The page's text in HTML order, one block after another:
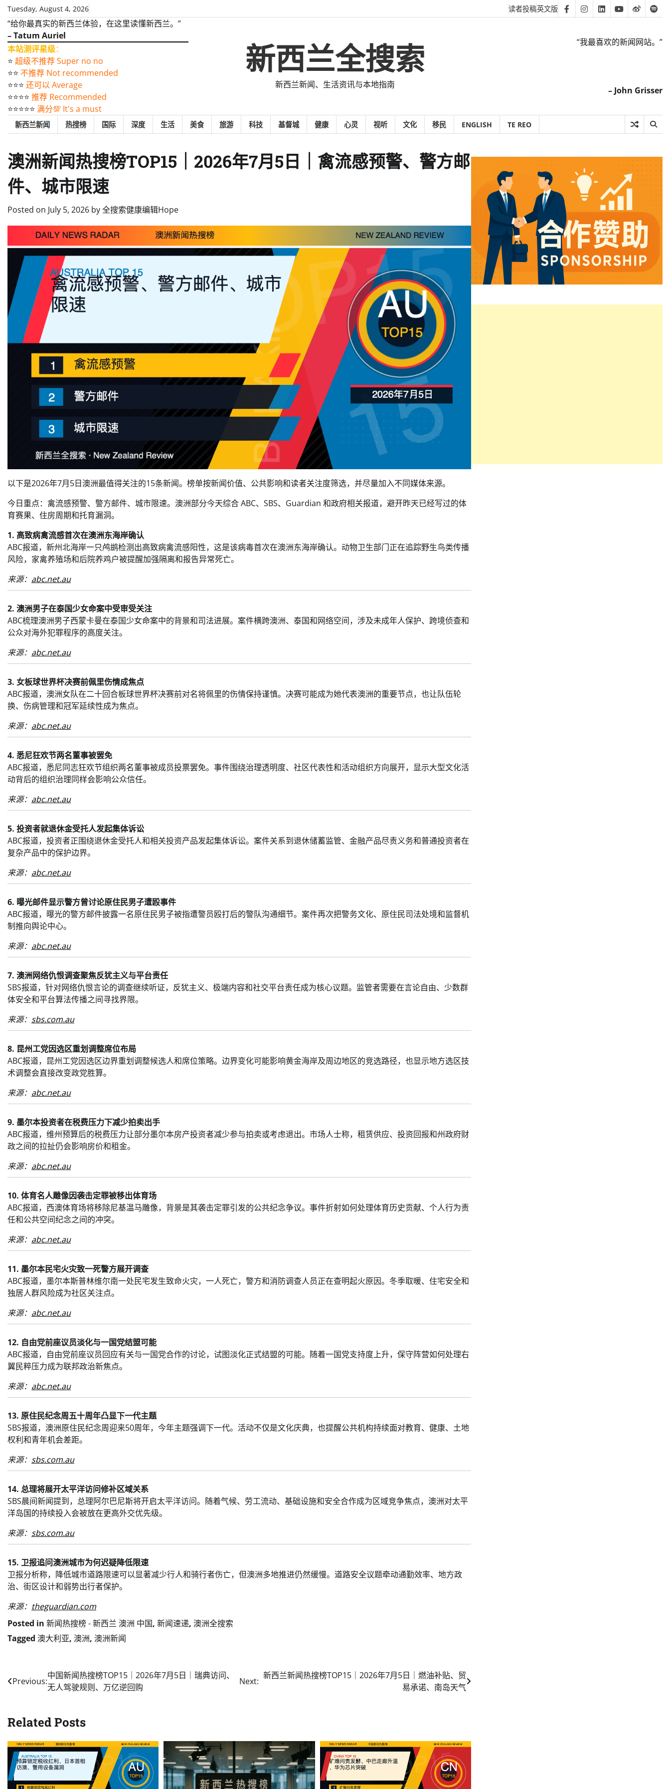
Skip
content
Tuesday, August 4, 2026 读者投稿英文版 FacebookInstagram
LinkedinYoutube
Weibo
“给你最真实的新西兰体验，在这里读懂新西兰。”
– Tatum Auriel
本站测评星级：
⭐️ 超级不推荐 Super no no
⭐️⭐️ 不推荐 Not recommended
⭐️⭐️⭐️ 还可以 Average
⭐️⭐️⭐️⭐️ 推荐 Recommended
⭐️⭐️⭐️⭐️⭐️ 满分💯 It's a must
新西兰全搜索
新西兰新闻、生活资讯与本地指南
“我最喜欢的新闻网站。”
– John Grisser
新西兰新闻 热搜榜 国际 深度 生活 美食 旅游 科技 基督城 健康 心灵 视听 文化 移民 ENGLISH TE REO
澳洲新闻热搜榜TOP15｜2026年7月5日｜禽流感预警、警方邮
件、城市限速
Posted on July 5, 2026 by全搜索健康编辑Hope
以下是2026年7月5日澳洲最值得关注的15条新闻。榜单按新闻价值、公共影响和读者关注度筛选，并尽量加入不同媒体来源。
今日重点：禽流感预警、警方邮件、城市限速。澳洲部分今天综合 ABC、SBS、Guardian 和政府相关报道，避开昨天已经写过的体
育赛果、住房周期和托育漏洞。
1. 高致病禽流感首次在澳洲东海岸确认
ABC报道，新州北海岸一只鸬鹚检测出高致病禽流感阳性，这是该病毒首次在澳洲东海岸确认。动物卫生部门正在追踪野生鸟类传播
风险，家禽养殖场和后院养鸡户被提醒加强隔离和报告异常死亡。
来源： abc.net.au
2. 澳洲男子在泰国少女命案中受审受关注
ABC梳理澳洲男子西蒙卡曼在泰国少女命案中的背景和司法进展。案件横跨澳洲、泰国和网络空间，涉及未成年人保护、跨境侦查和
公众对海外犯罪程序的高度关注。
来源： abc.net.au
3. 女板球世界杯决赛前佩里伤情成焦点
ABC报道，澳洲女队在二十回合板球世界杯决赛前对名将佩里的伤情保持谨慎。决赛可能成为她代表澳洲的重要节点，也让队伍轮
换、伤病管理和冠军延续性成为焦点。
来源： abc.net.au
4. 悉尼狂欢节两名董事被罢免
ABC报道，悉尼同志狂欢节组织两名董事被成员投票罢免。事件围绕治理透明度、社区代表性和活动组织方向展开，显示大型文化活
动背后的组织治理同样会影响公众信任。
来源： abc.net.au
5. 投资者就退休金受托人发起集体诉讼
ABC报道，投资者正围绕退休金受托人和相关投资产品发起集体诉讼。案件关系到退休储蓄监管、金融产品尽责义务和普通投资者在
复杂产品中的保护边界。
来源： abc.net.au
6. 曝光邮件显示警方曾讨论原住民男子遭殴事件
ABC报道，曝光的警方邮件披露一名原住民男子被指遭警员殴打后的警队沟通细节。案件再次把警务文化、原住民司法处境和监督机
制推向舆论中心。
来源： abc.net.au
7. 澳洲网络仇恨调查聚焦反犹主义与平台责任
SBS报道，针对网络仇恨言论的调查继续听证，反犹主义、极端内容和社交平台责任成为核心议题。监管者需要在言论自由、少数群
体安全和平台算法传播之间寻找界限。
来源： sbs.com.au
8. 昆州工党因选区重划调整席位布局
ABC报道，昆州工党因选区边界重划调整候选人和席位策略。边界变化可能影响黄金海岸及周边地区的竞选路径，也显示地方选区技
术调整会直接改变政党胜算。
来源： abc.net.au
9. 墨尔本投资者在税费压力下减少拍卖出手
ABC报道，维州预算后的税费压力让部分墨尔本房产投资者减少参与拍卖或考虑退出。市场人士称，租赁供应、投资回报和州政府财
政之间的拉扯仍会影响房价和租金。
来源： abc.net.au
10. 体育名人雕像因袭击定罪被移出体育场
ABC报道，西澳体育场将移除尼基温马雕像，背景是其袭击定罪引发的公共纪念争议。事件折射如何处理体育历史贡献、个人行为责
任和公共空间纪念之间的冲突。
来源： abc.net.au
11. 墨尔本民宅火灾致一死警方展开调查
ABC报道，墨尔本斯普林维尔南一处民宅发生致命火灾，一人死亡，警方和消防调查人员正在查明起火原因。冬季取暖、住宅安全和
独居人群风险成为社区关注点。
来源： abc.net.au
12. 自由党前座议员淡化与一国党结盟可能
ABC报道，自由党前座议员回应有关与一国党合作的讨论，试图淡化正式结盟的可能。随着一国党支持度上升，保守阵营如何处理右
翼民粹压力成为联邦政治新焦点。
来源： abc.net.au
13. 原住民纪念周五十周年凸显下一代主题
SBS报道，澳洲原住民纪念周迎来50周年，今年主题强调下一代。活动不仅是文化庆典，也提醒公共机构持续面对教育、健康、土地
权利和青年机会差距。
来源： sbs.com.au
14. 总理将展开太平洋访问修补区域关系
SBS晨间新闻提到，总理阿尔巴尼斯将开启太平洋访问。随着气候、劳工流动、基础设施和安全合作成为区域竞争焦点，澳洲对太平
洋岛国的持续投入会被放在更高外交优先级。
来源： sbs.com.au
15. 卫报追问澳洲城市为何迟疑降低限速
卫报分析称，降低城市道路限速可以显著减少行人和骑行者伤亡，但澳洲多地推进仍然缓慢。道路安全议题牵动通勤效率、地方政
治、街区设计和弱势出行者保护。
来源： theguardian.com
Posted in 新闻热搜榜 - 新西兰 澳洲 中国, 新闻速递, 澳洲全搜索
Tagged 澳大利亚, 澳洲, 澳洲新闻
Post
navigation
Previous:
中国新闻热搜榜TOP15｜2026年7月5日｜瑞典访问、
无人驾驶规则、万亿逆回购
Next:
新西兰新闻热搜榜TOP15｜2026年7月5日｜燃油补贴、贸
易承诺、南岛天气
Related Posts